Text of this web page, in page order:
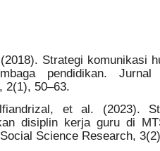
Strategi komunikasi
pendidikan.
2(1), 50–63.
et al. (2023).
disiplin kerja guru di
Science Research,